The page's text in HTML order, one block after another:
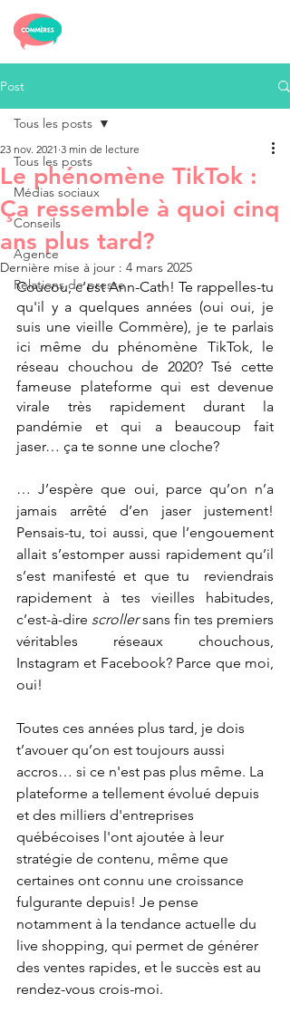
Post
Tous les posts
Médias sociaux
Conseils
Agence
Relations de presse
Tous les posts
Le phénomène TikTok :
Ça ressemble à quoi cinq
ans plus tard?
23 nov. 2021 3 min de lecture
Dernière mise à jour : 4 mars 2025
Coucou, c’est Ann-Cath! Te rappelles-tu
qu'il y a quelques années (oui oui, je
suis une vieille Commère), je te parlais
ici même du phénomène TikTok, le
réseau chouchou de 2020? Tsé cette
fameuse plateforme qui est devenue
virale très rapidement durant la
pandémie et qui a beaucoup fait
jaser… ça te sonne une cloche?
… J’espère que oui, parce qu’on n’a
jamais arrêté d’en jaser justement!
Pensais-tu, toi aussi, que l’engouement
allait s’estomper aussi rapidement qu’il
s’est manifesté et que tu  reviendrais
rapidement à tes vieilles habitudes,
c’est-à-dire scroller sans fin tes premiers
véritables réseaux chouchous,
Instagram et Facebook? Parce que moi,
oui!
Toutes ces années plus tard, je dois
t’avouer qu’on est toujours aussi
accros… si ce n'est pas plus même. La
plateforme a tellement évolué depuis
et des milliers d'entreprises
québécoises l'ont ajoutée à leur
stratégie de contenu, même que
certaines ont connu une croissance
fulgurante depuis! Je pense
notamment à la tendance actuelle du
live shopping, qui permet de générer
des ventes rapides, et le succès est au
rendez-vous crois-moi.